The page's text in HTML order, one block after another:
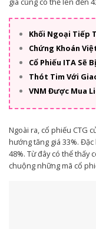
Khối Ngoại Tiếp
Chứng Khoán
Cổ Phiếu ITA Sẽ
Thót Tim Với
VNM Được Mua
Ngoài ra, cổ phiếu CTG
hướng tăng giá 33%.
48%. Từ đây có thể thấy
chuộng những mã cổ